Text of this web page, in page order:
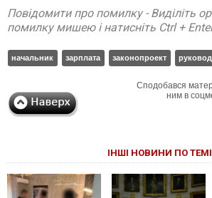
Повідомити про помилку - Виділіть
помилку мишею і натисніть Ctrl +
начальник зарплата законопроект
Сподобався
ним в
ІНШІ НОВИНИ ПО ТЕМІ